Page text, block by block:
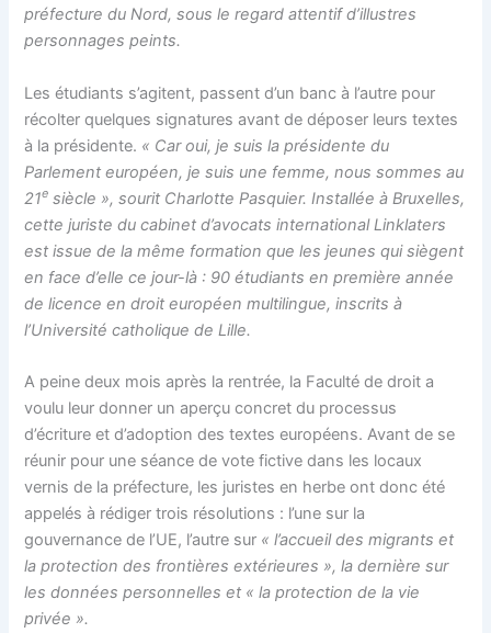
préfecture du Nord, sous le regard attentif d’illustres
personnages peints.
Les étudiants s’agitent, passent d’un banc à l’autre pour
récolter quelques signatures avant de déposer leurs textes
à la présidente. « Car oui, je suis la présidente du
Parlement européen, je suis une femme, nous sommes au
21e siècle », sourit Charlotte Pasquier. Installée à Bruxelles,
cette juriste du cabinet d’avocats international Linklaters
est issue de la même formation que les jeunes qui siègent
en face d’elle ce jour-là : 90 étudiants en première année
de licence en droit européen multilingue, inscrits à
l’Université catholique de Lille.
A peine deux mois après la rentrée, la Faculté de droit a
voulu leur donner un aperçu concret du processus
d’écriture et d’adoption des textes européens. Avant de se
réunir pour une séance de vote fictive dans les locaux
vernis de la préfecture, les juristes en herbe ont donc été
appelés à rédiger trois résolutions : l’une sur la
gouvernance de l’UE, l’autre sur « l’accueil des migrants et
la protection des frontières extérieures », la dernière sur
les données personnelles et « la protection de la vie
privée ».